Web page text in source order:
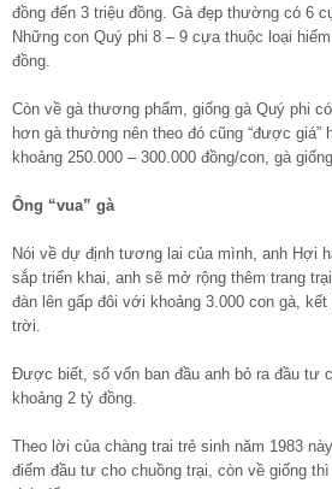
đồng đến 3 triệu đồng. Gà đẹp thường có 6
Những con Quý phi 8 – 9 cựa thuộc loại
đồng.
Còn về gà thương phẩm, giống gà Quý phi
hơn gà thường nên theo đó cũng “được giá”
khoảng 250.000 – 300.000 đồng/con, gà
Ông “vua” gà
Nói về dự định tương lai của mình, anh Hợi
sắp triển khai, anh sẽ mở rộng thêm trang
đàn lên gấp đôi với khoảng 3.000 con gà,
trời.
Được biết, số vốn ban đầu anh bỏ ra đầu tư
khoảng 2 tỷ đồng.
Theo lời của chàng trai trẻ sinh năm 1983
điểm đầu tư cho chuồng trại, còn về giống